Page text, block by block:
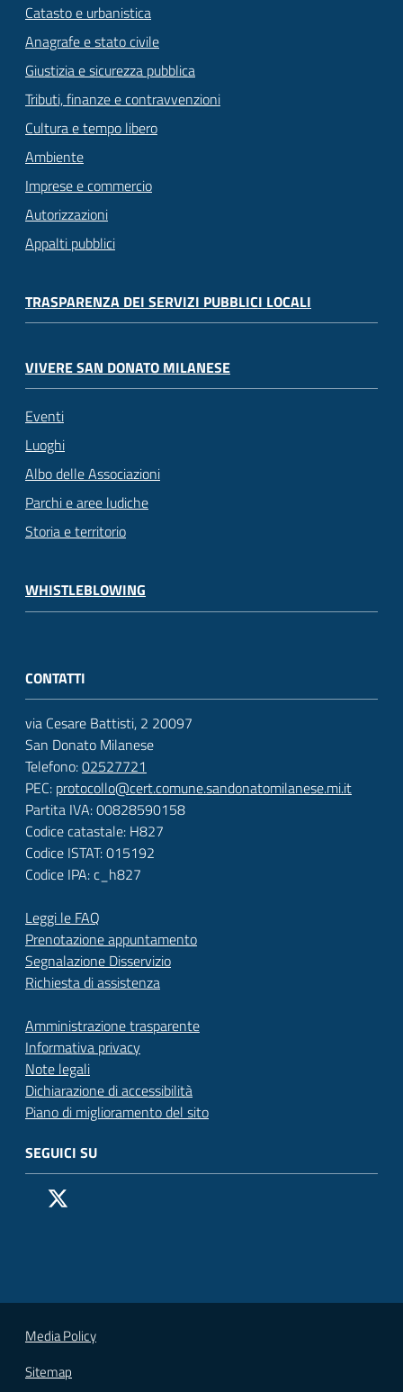
Catasto e urbanistica
Anagrafe e stato civile
Giustizia e sicurezza pubblica
Tributi, finanze e contravvenzioni
Cultura e tempo libero
Ambiente
Imprese e commercio
Autorizzazioni
Appalti pubblici
TRASPARENZA DEI SERVIZI PUBBLICI LOCALI
VIVERE SAN DONATO MILANESE
Eventi
Luoghi
Albo delle Associazioni
Parchi e aree ludiche
Storia e territorio
WHISTLEBLOWING
CONTATTI
via Cesare Battisti, 2 20097
San Donato Milanese
Telefono:02527721
PEC: protocollo@cert.comune.sandonatomilanese.mi.it
Partita IVA: 00828590158
Codice catastale: H827
Codice ISTAT: 015192
Codice IPA: c_h827
Leggi le FAQ
Prenotazione appuntamento
Segnalazione Disservizio
Richiesta di assistenza
Amministrazione trasparente
Informativa privacy
Note legali
Dichiarazione di accessibilità
Piano di miglioramento del sito
SEGUICI SU
Pagina Facebook del Comune di San Donato Milanese
Vai alla pagina
Media Policy
Sitemap